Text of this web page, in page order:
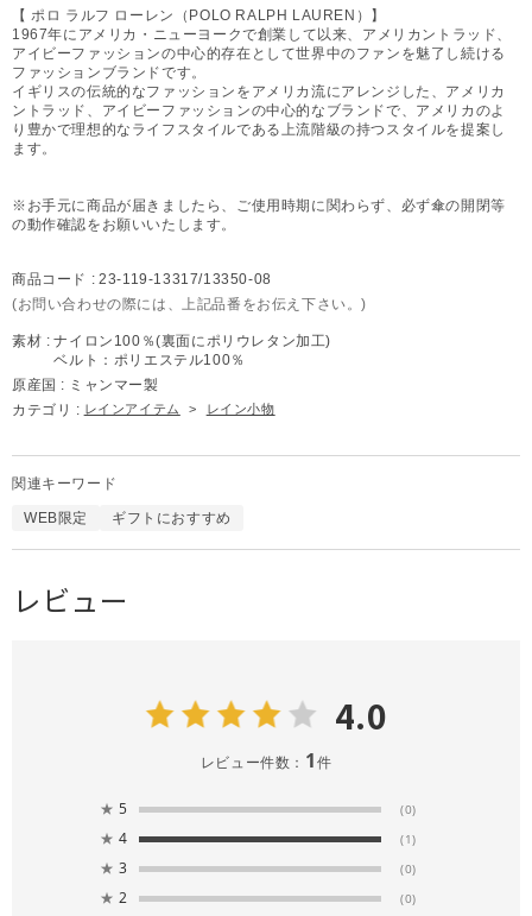
【 ポロ ラルフ ローレン（POLO RALPH LAUREN）】
1967年にアメリカ・ニューヨークで創業して以来、アメリカントラッド、
アイビーファッションの中心的存在として世界中のファンを魅了し続ける
ファッションブランドです。
イギリスの伝統的なファッションをアメリカ流にアレンジした、アメリカ
ントラッド、アイビーファッションの中心的なブランドで、アメリカのよ
り豊かで理想的なライフスタイルである上流階級の持つスタイルを提案し
ます。
※お手元に商品が届きましたら、ご使用時期に関わらず、必ず傘の開閉等
の動作確認をお願いいたします。
商品コード : 23-119-13317/13350-08
(お問い合わせの際には、上記品番をお伝え下さい。)
素材 : ナイロン100％(裏面にポリウレタン加工)
ベルト：ポリエステル100％
原産国 : ミャンマー製
カテゴリ : レインアイテム > レイン小物
関連キーワード
WEB限定 ギフトにおすすめ
レビュー
4.0
レビュー件数： 1件
★ 5 (0)
★ 4 (1)
★ 3 (0)
★ 2 (0)